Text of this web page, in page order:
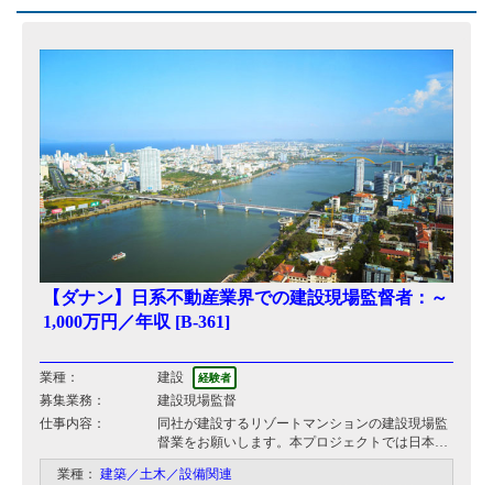
【ダナン】日系不動産業界での建設現場監督者：～
1,000万円／年収 [B-361]
業種： 建設 経験者
募集業務：
建設現場監督
仕事内容：
同社が建設するリゾートマンションの建設現場監
督業をお願いします。本プロジェクトでは日本人
現場監督が指揮を執り、現地スタッフと連携をと
りながら現場のベトナム人ワーカーに落とし込ん
業種： 建築／土木／設備関連